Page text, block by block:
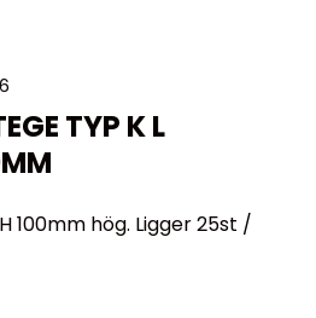
TYP K L
100mm hög. Ligger 25st /